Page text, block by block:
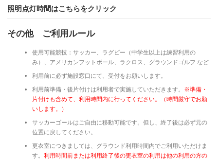
照明点灯時間はこちらをクリック
その他 ご利用ルール
使用可能競技：サッカー、ラグビー（中学生以上は練習利⽤の
み）、アメリカンフットボール、ラクロス、グラウンドゴルフ など
利用前に必ず施設窓口にて、受付をお願いします。
利用前準備・後片付けは利用者で実施していただきます。 ※準備・
片付けも含めて、利用時間内に行ってください。（時間厳守でお願
いします。）
サッカーゴールはご自由に移動可能です。但し、終了後は必ず元の
位置に戻してください。
更衣室につきましては、グラウンド利用時間内でご利用いただけま
す。 利用時間前または利用終了後の更衣室の利用は他の利用の方の